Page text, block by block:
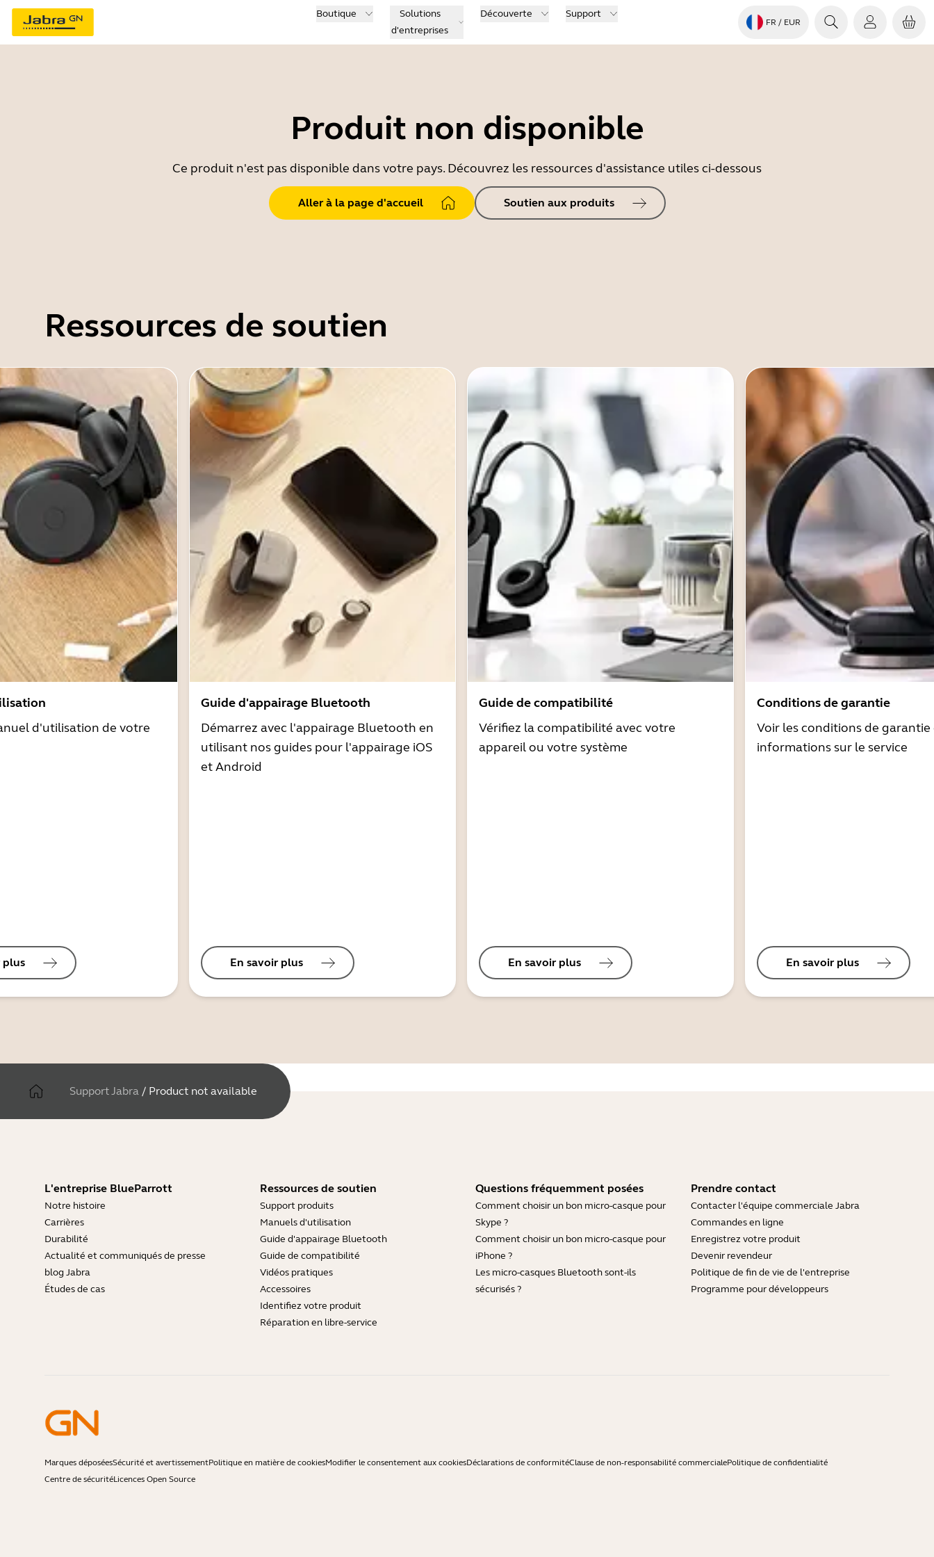
Boutique
Solutions
d'entreprises
Découverte Support
FR / EUR
Produit non disponible
Ce produit n'est pas disponible dans votre pays. Découvrez les ressources d'assistance utiles ci-dessous
Aller à la page d'accueil Soutien aux produits
Ressources de soutien
d'utilisation de votre
plus
Guide d'appairage Bluetooth
Démarrez avec l'appairage Bluetooth en
utilisant nos guides pour l'appairage iOS
et Android
En savoir plus
Guide de compatibilité
Vérifiez la compatibilité avec votre
appareil ou votre système
En savoir plus
Conditions de garantie
Voir les conditions de garantie
informations sur le service
En savoir plus
Support Jabra / Product not available
L'entreprise BlueParrott
Notre histoire
Carrières
Durabilité
Actualité et communiqués de presse
blog Jabra
Études de cas
Ressources de soutien
Support produits
Manuels d'utilisation
Guide d'appairage Bluetooth
Guide de compatibilité
Vidéos pratiques
Accessoires
Identifiez votre produit
Réparation en libre-service
Questions fréquemment posées
Comment choisir un bon micro-casque pour
Skype ?
Comment choisir un bon micro-casque pour
iPhone ?
Les micro-casques Bluetooth sont-ils
sécurisés ?
Prendre contact
Contacter l'équipe commerciale Jabra
Commandes en ligne
Enregistrez votre produit
Devenir revendeur
Politique de fin de vie de l'entreprise
Programme pour développeurs
Marques déposéesSécurité et avertissementPolitique en matière de cookiesModifier le consentement aux cookiesDéclarations de conformitéClause de non-responsabilité commercialePolitique de confidentialité
Centre de sécuritéLicences Open Source